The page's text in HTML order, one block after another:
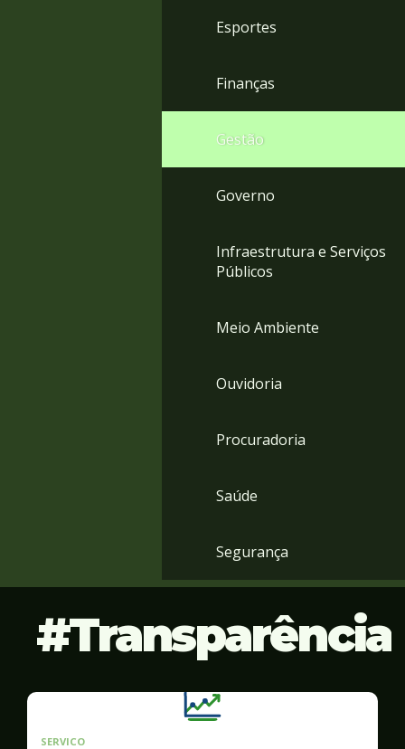
Esportes
Finanças
Gestão
Governo
Infraestrutura e Serviços
Públicos
Meio Ambiente
Ouvidoria
Procuradoria
Saúde
Segurança
Transparência
SERVICO